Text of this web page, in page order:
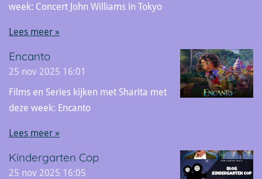
week: Concert John Williams in Tokyo
Lees meer »
Encanto
25 nov 2025 16:01
Films en Series kijken met Sharita met
deze week: Encanto
Lees meer »
Kindergarten Cop
25 nov 2025 16:05